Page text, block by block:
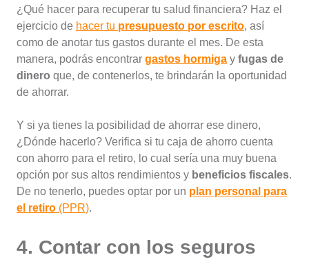
¿Qué hacer para recuperar tu salud financiera? Haz el
ejercicio de hacer tu presupuesto por escrito, así
como de anotar tus gastos durante el mes. De esta
manera, podrás encontrar gastos hormiga y fugas de
dinero que, de contenerlos, te brindarán la oportunidad
de ahorrar.
Y si ya tienes la posibilidad de ahorrar ese dinero,
¿Dónde hacerlo? Verifica si tu caja de ahorro cuenta
con ahorro para el retiro, lo cual sería una muy buena
opción por sus altos rendimientos y beneficios fiscales.
De no tenerlo, puedes optar por un plan personal para
el retiro (PPR).
4. Contar con los seguros